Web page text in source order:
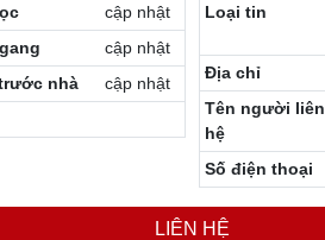
cập nhật
cập nhật
nhà
cập nhật
Loại tin
Địa chỉ
Tên người liên
hệ
Số điện thoại
LIÊN HỆ